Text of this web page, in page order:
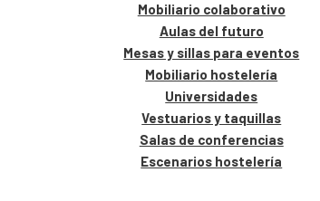
Mobiliario colaborativo
Aulas del futuro
Mesas y sillas para eventos
Mobiliario hostelería
Universidades
Vestuarios y taquillas
Salas de conferencias
Escenarios hostelería